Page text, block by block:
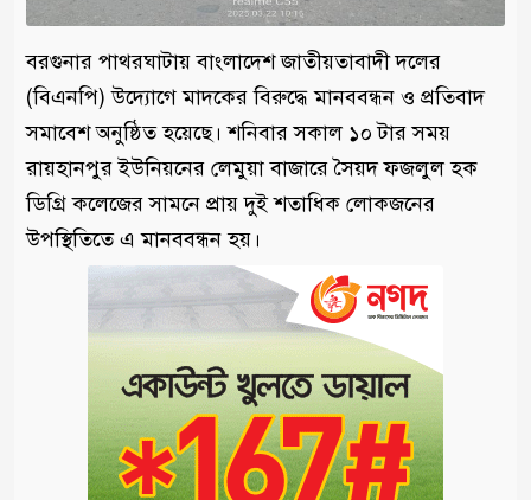
বরগুনার পাথরঘাটায় বাংলাদেশ জাতীয়তাবাদী দলের
(বিএনপি) উদ্যোগে মাদকের বিরুদ্ধে মানববন্ধন ও প্রতিবাদ
সমাবেশ অনুষ্ঠিত হয়েছে। শনিবার সকাল ১০ টার সময়
রায়হানপুর ইউনিয়নের লেমুয়া বাজারে সৈয়দ ফজলুল হক
ডিগ্রি কলেজের সামনে প্রায় দুই শতাধিক লোকজনের
উপস্থিতিতে এ মানববন্ধন হয়।